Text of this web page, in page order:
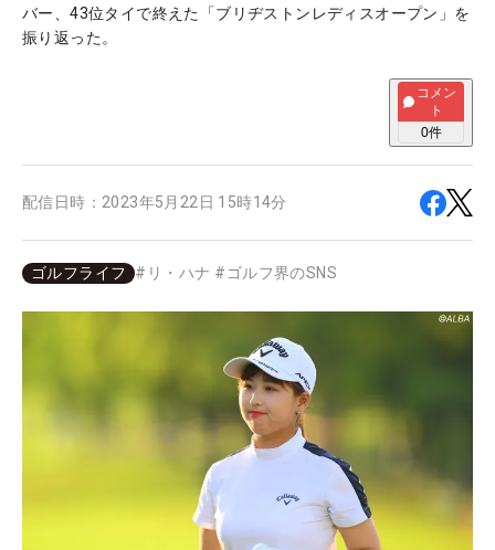
バー、43位タイで終えた「ブリヂストンレディスオープン」を
振り返った。
コメン
ト
0件
配信日時： 2023年5月22日 15時14分
ゴルフライフ # リ・ハナ # ゴルフ界のSNS